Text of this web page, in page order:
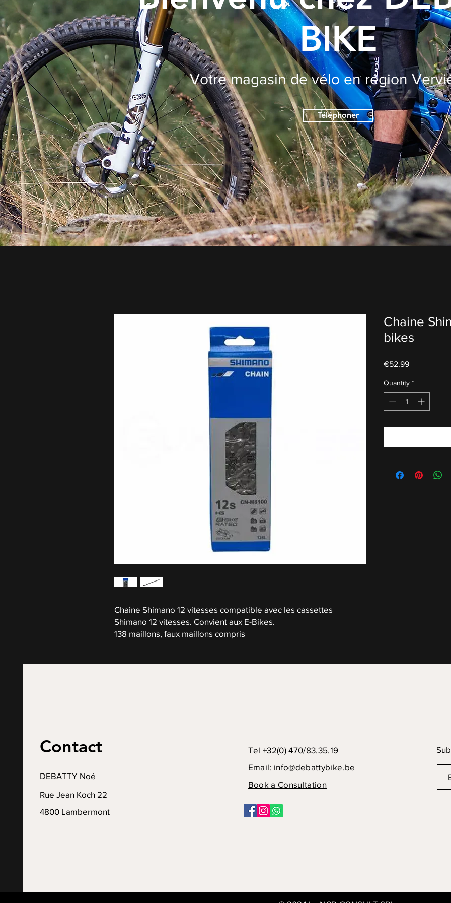
BIKE
Votre magasin de vélo en région
Téléphoner
Chaine Shimano 12 vitesses compatible avec les cassettes
Shimano 12 vitesses. Convient aux E-Bikes.
138 maillons, faux maillons compris
Chaine
bikes
€52.99Price
Quantity *
Contact
DEBATTY Noé
Rue Jean Koch 22
4800 Lambermont
Tel +32(0) 470/83.35.19
Email: info@debattybike.be
Book a Consultation